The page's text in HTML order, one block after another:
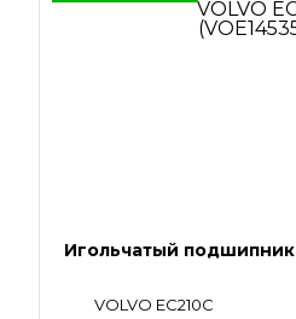
Игольчатый подшипник
VOLVO EC210C